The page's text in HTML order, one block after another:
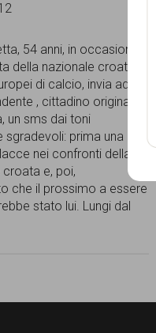
54 anni, in occasione
della nazionale croata,
di calcio, invia ad un
, cittadino originario
un sms dai toni
sgradevoli: prima una
nei confronti della
e, poi,
che il prossimo a essere
stato lui. Lungi dal